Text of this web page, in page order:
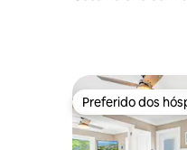
Preferido dos
Preferido dos